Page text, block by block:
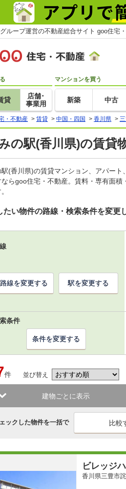
ループ運営の不動産総合サイト goo住宅
貸
店舗･
事業用
マンションを買う
新築 中古
・不動産 > 賃貸 > 中国・四国 > 香川県 >
の駅(香川県)の賃貸
駅(香川県)の賃貸マンション、アパー
ならgoo住宅・不動産。賃料・専有面
たい物件の路線・検索条件を変更
路線を変更する 駅を変更する
条件
条件を変更する
件 並び替え
建物ごとに表示
ックした物件を一括で
ビレッジ
香川県三豊市